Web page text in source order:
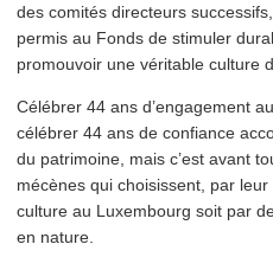
des comités directeurs
permis au Fonds de stimuler
promouvoir une véritable culture
Célébrer 44 ans d’en­gage­ment
célébrer 44 ans de confiance
du patrimoine, mais c’est avant
mécènes qui choisissent, par
culture au Luxembourg soit par
en nature.